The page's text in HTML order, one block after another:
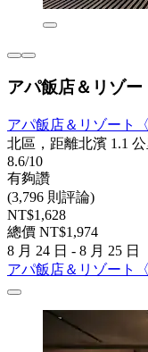
アパ飯店＆リゾー
アパ飯店＆リゾート
北區，距離北濱 1.1 公
8.6/10
有夠讚
(3,796 則評論)
NT$1,628
總價 NT$1,974
8 月 24 日 - 8 月 25 日
アパ飯店＆リゾート